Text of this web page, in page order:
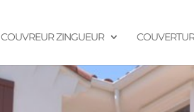
COUVREUR ZINGUEUR